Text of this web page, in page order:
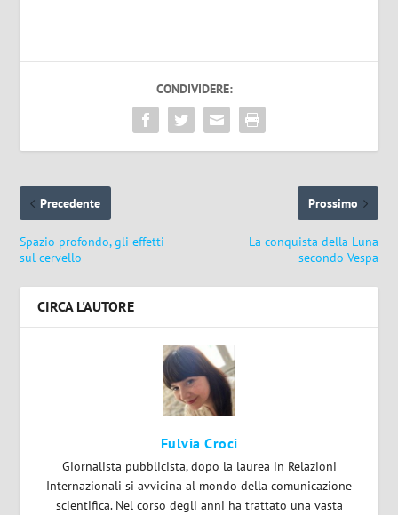
CONDIVIDERE:
Precedente
Spazio profondo, gli effetti
sul cervello
Prossimo
La conquista della Luna
secondo Vespa
CIRCA L'AUTORE
Fulvia Croci
Giornalista pubblicista, dopo la laurea in Relazioni
Internazionali si avvicina al mondo della comunicazione
scientifica. Nel corso degli anni ha trattato una vasta